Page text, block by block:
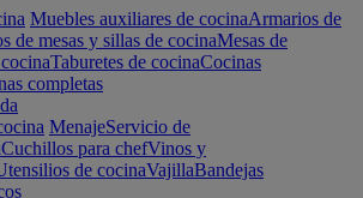
Muebles auxiliares de cocinaArmarios de
de mesas y sillas de cocinaMesas de
Taburetes de cocinaCocinas
completas
MenajeServicio de
Cuchillos para chefVinos y
de cocinaVajillaBandejas